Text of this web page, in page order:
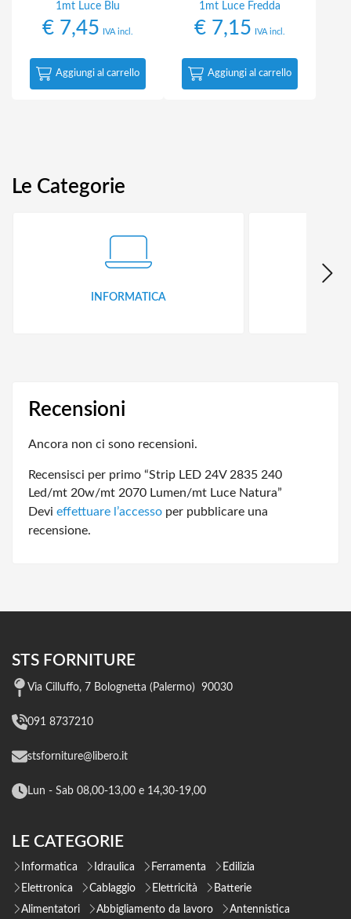
1mt Luce Blu
€ 7,45 IVA incl.
Aggiungi al carrello
1mt Luce Fredda
€ 7,15 IVA incl.
Aggiungi al carrello
Le Categorie
INFORMATICA
Recensioni
Ancora non ci sono recensioni.
Recensisci per primo “Strip LED 24V 2835 240
Led/mt 20w/mt 2070 Lumen/mt Luce Natura”
Devi effettuare l’accesso per pubblicare una
recensione.
STS FORNITURE
Via Cilluffo, 7 Bolognetta (Palermo) 90030
091 8737210
stsforniture@libero.it
Lun - Sab 08,00-13,00 e 14,30-19,00
LE CATEGORIE
Informatica Idraulica Ferramenta
Edilizia
Elettronica
Cablaggio Elettricità
Batterie
Alimentatori
Abbigliamento da lavoro Antennistica